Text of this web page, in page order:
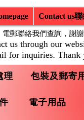
Contact us
理 包裝及郵寄
電子用品
郵聯絡我們查詢， 謝謝
us through our
for inquiries. Thank